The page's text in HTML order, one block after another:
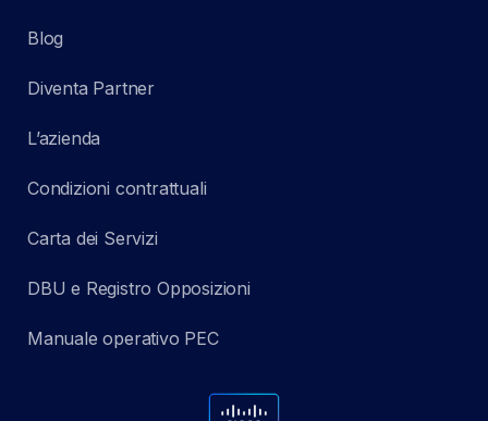
Blog
Diventa Partner
L’azienda
Condizioni contrattuali
Carta dei Servizi
DBU e Registro Opposizioni
Manuale operativo PEC